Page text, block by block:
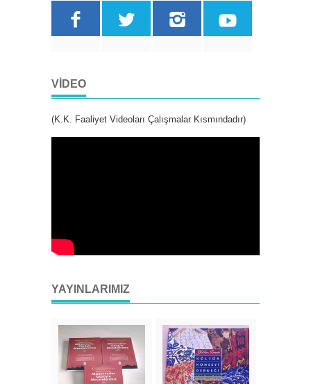
VIDEO
(K.K. Faaliyet Videoları Çalışmalar Kısmındadır)
YAYINLARIMIZ